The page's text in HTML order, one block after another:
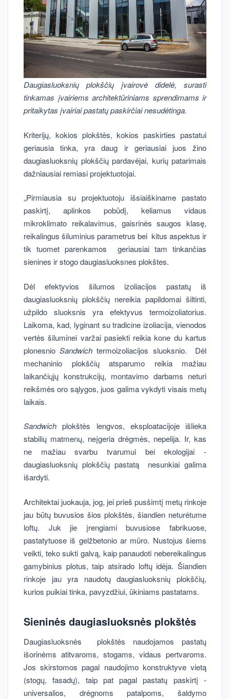
Daugiasluoksnių plokščių įvairovė didelė, surasti
tinkamas įvairiems architektūriniams sprendimams ir
pritaikytas įvairiai pastatų paskirčiai nesudėtinga.
Kriterijų, kokios plokštės, kokios paskirties pastatui
geriausia tinka, yra daug ir geriausiai juos žino
daugiasluoksnių plokščių pardavėjai, kurių patarimais
dažniausiai remiasi projektuotojai.
„Pirmiausia su projektuotoju išsiaiškiname pastato
paskirtį, aplinkos pobūdį, keliamus vidaus
mikroklimato reikalavimus, gaisrinės saugos klasę,
reikalingus šiluminius parametrus bei kitus aspektus ir
tik tuomet parenkamos geriausiai tam tinkančias
sienines ir stogo daugiasluoksnes plokštes.
Dėl efektyvios šilumos izoliacijos pastatų iš
daugiasluoksnių plokščių nereikia papildomai šiltinti,
užpildo sluoksnis yra efektyvus termoizoliatorius.
Laikoma, kad, lyginant su tradicine izoliacija, vienodos
vertės šiluminei varžai pasiekti reikia kone du kartus
plonesnioSandwichtermoizoliacijos sluoksnio. Dėl
mechaninio plokščių atsparumo reikia mažiau
laikančiųjų konstrukcijų, montavimo darbams neturi
reikšmės oro sąlygos, juos galima vykdyti visais metų
laikais.
Sandwichplokštės lengvos, eksploatacijoje išlieka
stabilių matmenų, neįgeria drėgmės, nepelija. Ir, kas
ne mažiau svarbu tvarumui bei ekologijai -
daugiasluoksnių plokščių pastatą nesunkiai galima
išardyti.
Architektai juokauja, jog, jei prieš pusšimtį metų rinkoje
jau būtų buvusios šios plokštės, šiandien neturėtume
loftų. Juk jie įrengiami buvusiose fabrikuose,
pastatytuose iš gelžbetonio ar mūro. Nustojus šiems
veikti, teko sukti galvą, kaip panaudoti nebereikalingus
gamybinius plotus, taip atsirado loftų idėja. Šiandien
rinkoje jau yra naudotų daugiasluoksnių plokščių,
kurios puikiai tinka, pavyzdžiui, ūkiniams pastatams.
Sieninės daugiasluoksnės plokštės
Daugiasluoksnės plokštės naudojamos pastatų
išorinėms atitvaroms, stogams, vidaus pertvaroms.
Jos skirstomos pagal naudojimo konstruktyve vietą
(stogų, fasadų), taip pat pagal pastatų paskirtį -
universalios, drėgnoms patalpoms, šaldymo